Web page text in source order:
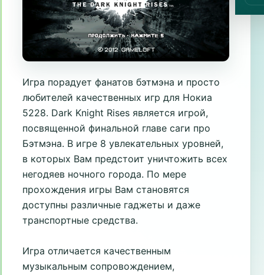
Игра порадует фанатов бэтмэна и просто
любителей качественных игр для Нокиа
5228. Dark Knight Rises является игрой,
посвященной финальной главе саги про
Бэтмэна. В игре 8 увлекательных уровней,
в которых Вам предстоит уничтожить всех
негодяев ночного города. По мере
прохождения игры Вам становятся
доступны различные гаджеты и даже
транспортные средства.
Игра отличается качественным
музыкальным сопровождением,